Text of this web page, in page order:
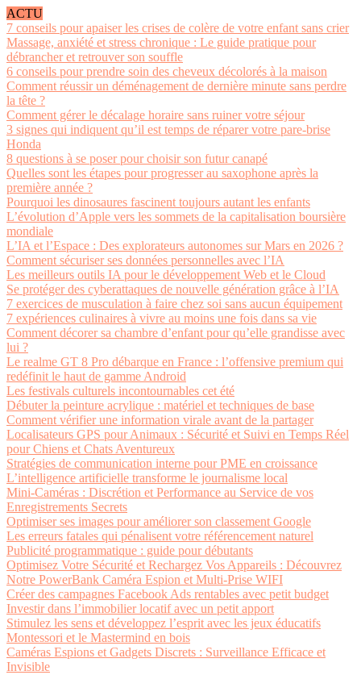
ACTU
7 conseils pour apaiser les crises de colère de votre enfant sans crier
Massage, anxiété et stress chronique : Le guide pratique pour
débrancher et retrouver son souffle
6 conseils pour prendre soin des cheveux décolorés à la maison
Comment réussir un déménagement de dernière minute sans perdre
la tête ?
Comment gérer le décalage horaire sans ruiner votre séjour
3 signes qui indiquent qu’il est temps de réparer votre pare-brise
Honda
8 questions à se poser pour choisir son futur canapé
Quelles sont les étapes pour progresser au saxophone après la
première année ?
Pourquoi les dinosaures fascinent toujours autant les enfants
L’évolution d’Apple vers les sommets de la capitalisation boursière
mondiale
L’IA et l’Espace : Des explorateurs autonomes sur Mars en 2026 ?
Comment sécuriser ses données personnelles avec l’IA
Les meilleurs outils IA pour le développement Web et le Cloud
Se protéger des cyberattaques de nouvelle génération grâce à l’IA
7 exercices de musculation à faire chez soi sans aucun équipement
7 expériences culinaires à vivre au moins une fois dans sa vie
Comment décorer sa chambre d’enfant pour qu’elle grandisse avec
lui ?
Le realme GT 8 Pro débarque en France : l’offensive premium qui
redéfinit le haut de gamme Android
Les festivals culturels incontournables cet été
Débuter la peinture acrylique : matériel et techniques de base
Comment vérifier une information virale avant de la partager
Localisateurs GPS pour Animaux : Sécurité et Suivi en Temps Réel
pour Chiens et Chats Aventureux
Stratégies de communication interne pour PME en croissance
L’intelligence artificielle transforme le journalisme local
Mini-Caméras : Discrétion et Performance au Service de vos
Enregistrements Secrets
Optimiser ses images pour améliorer son classement Google
Les erreurs fatales qui pénalisent votre référencement naturel
Publicité programmatique : guide pour débutants
Optimisez Votre Sécurité et Rechargez Vos Appareils : Découvrez
Notre PowerBank Caméra Espion et Multi-Prise WIFI
Créer des campagnes Facebook Ads rentables avec petit budget
Investir dans l’immobilier locatif avec un petit apport
Stimulez les sens et développez l’esprit avec les jeux éducatifs
Montessori et le Mastermind en bois
Caméras Espions et Gadgets Discrets : Surveillance Efficace et
Invisible